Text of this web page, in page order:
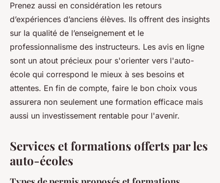
Prenez aussi en considération les retours
d’expériences d’anciens élèves. Ils offrent des insights
sur la qualité de l’enseignement et le
professionnalisme des instructeurs. Les avis en ligne
sont un atout précieux pour s'orienter vers l'auto-
école qui correspond le mieux à ses besoins et
attentes. En fin de compte, faire le bon choix vous
assurera non seulement une formation efficace mais
aussi un investissement rentable pour l'avenir.
Services et formations offerts par les
auto-écoles